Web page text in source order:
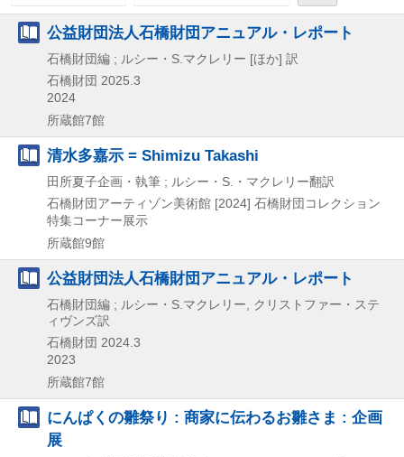
公益財団法人石橋財団アニュアル・レポート
石橋財団編 ; ルシー・S.マクレリー [ほか] 訳
石橋財団 2025.3
2024
所蔵館7館
清水多嘉示 = Shimizu Takashi
田所夏子企画・執筆 ; ルシー・S.・マクレリー翻訳
石橋財団アーティゾン美術館 [2024] 石橋財団コレクション
特集コーナー展示
所蔵館9館
公益財団法人石橋財団アニュアル・レポート
石橋財団編 ; ルシー・S.マクレリー, クリストファー・ステ
ィヴンズ訳
石橋財団 2024.3
2023
所蔵館7館
にんぱくの雛祭り : 商家に伝わるお雛さま : 企画
展